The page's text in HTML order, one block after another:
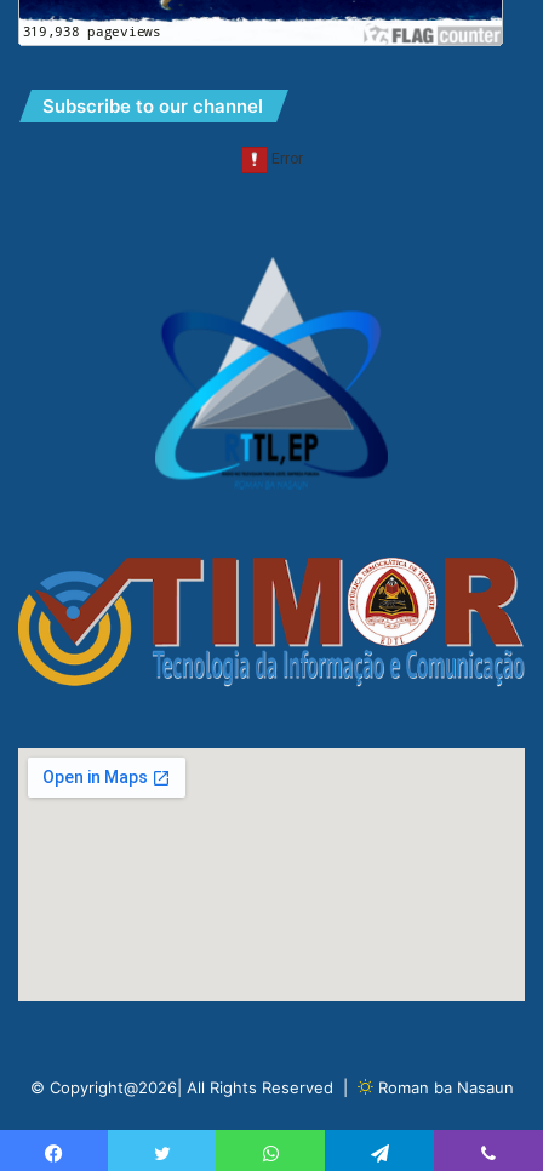
Subscribe to our channel
© Copyright@2026| All Rights Reserved | Roman ba Nasaun